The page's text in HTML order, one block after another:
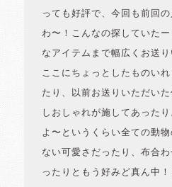
っても好評で、今回も前回の
わ〜！こんなの探していた
なアイテムまで幅広くお送
ここにちょっとしたものい
たり、以前お送りいただい
しおしゃれが施してあった
よ〜というくらい全ての動
ない可愛さだったり、布合
ったりともう好みど真ん中